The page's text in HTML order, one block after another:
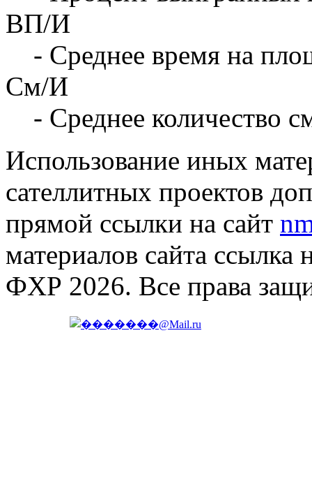
ВП/И
- Среднее время на
См/И
- Среднее количество
Использование иных
сателлитных проектов
прямой ссылки на сайт
материалов сайта ссылка
ФХР 2026. Все права